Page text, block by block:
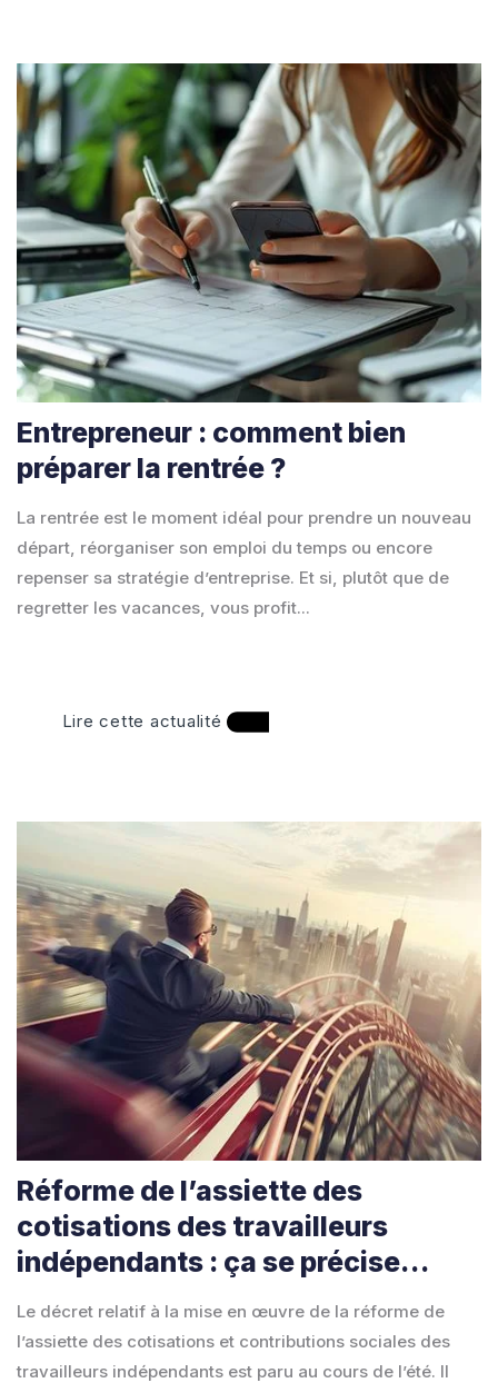
Entrepreneur : comment bien
préparer la rentrée ?
La rentrée est le moment idéal pour prendre un nouveau
départ, réorganiser son emploi du temps ou encore
repenser sa stratégie d’entreprise. Et si, plutôt que de
regretter les vacances, vous profit...
Lire cette actualité
Réforme de l’assiette des
cotisations des travailleurs
indépendants : ça se précise…
Le décret relatif à la mise en œuvre de la réforme de
l’assiette des cotisations et contributions sociales des
travailleurs indépendants est paru au cours de l’été. Il